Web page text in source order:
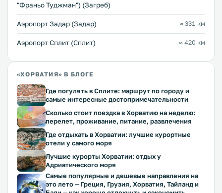
"Франьо Туджман") (Загреб)
Аэропорт Задар (Задар) ≈ 331 км
Аэропорт Сплит (Сплит) ≈ 420 км
«ХОРВАТИЯ» В БЛОГЕ
Где погулять в Сплите: маршрут по городу и
самые интересные достопримечательности
Сколько стоит поездка в Хорватию на неделю:
перелет, проживание, питание, развлечения
Где отдыхать в Хорватии: лучшие курортные
отели у самого моря
Лучшие курорты Хорватии: отдых у
Адриатического моря
Самые популярные и дешевые направления на
это лето — Греция, Грузия, Хорватия, Тайланд и